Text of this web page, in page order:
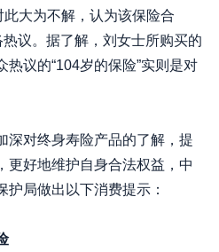
大为不解，认为该保险合
热议。据了解，刘女士所购买的
议的“104岁的保险”实则是对
对终身寿险产品的了解，提
更好地维护自身合法权益，中
护局做出以下消费提示：